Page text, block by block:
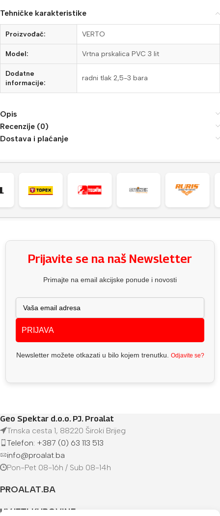
Tehničke karakteristike
Proizvođač: VERTO
Model: Vrtna prskalica PVC 3 lit
Dodatne
informacije:
radni tlak 2,5-3 bara
Opis
Recenzije (0)
Dostava i plaćanje
Prijavite se na naš Newsletter
Primajte na email akcijske ponude i novosti
PRIJAVA
Newsletter možete otkazati u bilo kojem trenutku. Odjavite se?
Geo Spektar d.o.o. PJ. Proalat
Trnska cesta 1, 88220 Široki Brijeg
Telefon: +387 (0) 63 113 513
info@proalat.ba
Pon-Pet 08-16h / Sub 08-14h
PROALAT.BA
UVJETI KUPOVINE